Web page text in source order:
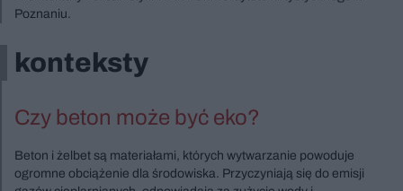
Poznaniu.
konteksty
Czy beton może być eko?
Beton i żelbet są materiałami, których wytwarzanie powoduje
ogromne obciążenie dla środowiska. Przyczyniają się do emisji